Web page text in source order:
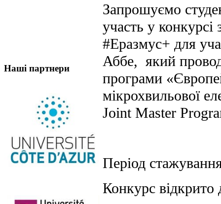
Наші партнери
Запрошуємо
участь у конкурсі
#Еразмус+ для
Аббе, який
програми
мікрохвильової
Joint Master
Період
Конкурс відкрито